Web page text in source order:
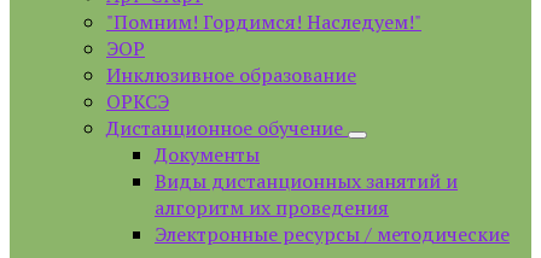
"Помним! Гордимся! Наследуем!"
ЭОР
Инклюзивное образование
ОРКСЭ
Дистанционное обучение
Документы
Виды дистанционных занятий и
алгоритм их проведения
Электронные ресурсы / методические